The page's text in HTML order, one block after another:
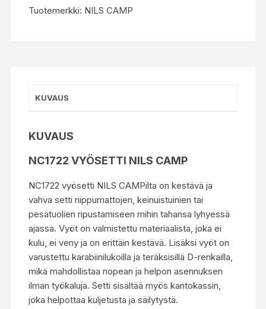
Tuotemerkki: NILS CAMP
KUVAUS
KUVAUS
NC1722 VYÖSETTI NILS CAMP
NC1722 vyösetti NILS CAMPilta on kestävä ja
vahva setti riippumattojen, keinuistuinien tai
pesätuolien ripustamiseen mihin tahansa lyhyessä
ajassa. Vyöt on valmistettu materiaalista, joka ei
kulu, ei veny ja on erittäin kestävä. Lisäksi vyöt on
varustettu karabiinilukoilla ja teräksisillä D-renkailla,
mikä mahdollistaa nopean ja helpon asennuksen
ilman työkaluja. Setti sisältää myös kantokassin,
joka helpottaa kuljetusta ja säilytystä.